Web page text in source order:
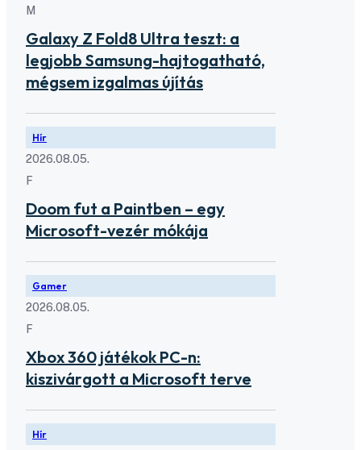
M
Galaxy Z Fold8 Ultra teszt: a
legjobb Samsung-hajtogatható,
mégsem izgalmas újítás
Hír
2026.08.05.
F
Doom fut a Paintben – egy
Microsoft-vezér mókája
Gamer
2026.08.05.
F
Xbox 360 játékok PC-n:
kiszivárgott a Microsoft terve
Hír